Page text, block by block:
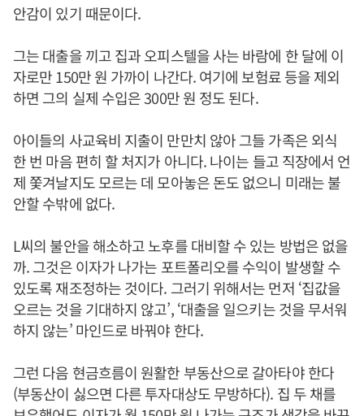
안감이 있기 때문이다.
그는 대출을 끼고 집과 오피스텔을 사는 바람에 한 달에 이
자로만 150만 원 가까이 나간다. 여기에 보험료 등을 제외
하면 그의 실제 수입은 300만 원 정도 된다.
아이들의 사교육비 지출이 만만치 않아 그들 가족은 외식
한 번 마음 편히 할 처지가 아니다. 나이는 들고 직장에서 언
제 쫓겨날지도 모르는 데 모아놓은 돈도 없으니 미래는 불
안할 수밖에 없다.
L씨의 불안을 해소하고 노후를 대비할 수 있는 방법은 없을
까. 그것은 이자가 나가는 포트폴리오를 수익이 발생할 수
있도록 재조정하는 것이다. 그러기 위해서는 먼저 ‘집값을
오르는 것을 기대하지 않고’, ‘대출을 일으키는 것을 무서워
하지 않는’ 마인드로 바꿔야 한다.
그런 다음 현금흐름이 원활한 부동산으로 갈아타야 한다
(부동산이 싫으면 다른 투자대상도 무방하다). 집 두 채를